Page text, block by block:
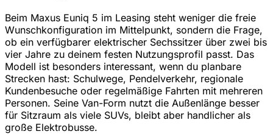
Beim Maxus Euniq 5 im Leasing steht weniger die freie
Wunschkonfiguration im Mittelpunkt, sondern die Frage,
ob ein verfügbarer elektrischer Sechssitzer über zwei bis
vier Jahre zu deinem festen Nutzungsprofil passt. Das
Modell ist besonders interessant, wenn du planbare
Strecken hast: Schulwege, Pendelverkehr, regionale
Kundenbesuche oder regelmäßige Fahrten mit mehreren
Personen. Seine Van-Form nutzt die Außenlänge besser
für Sitzraum als viele SUVs, bleibt aber handlicher als
große Elektrobusse.